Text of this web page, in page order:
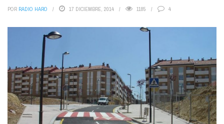
POR RADIO HARO 17 DICIEMBRE, 2014 1185 4